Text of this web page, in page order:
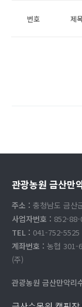
번호 제
관광농원 금산만
주소 : 충청남도 금산
사업자번호 : 852-88-
TEL : 041-752-5525
계좌번호 : 농협 301-
(주)
관광농원 금산만악리